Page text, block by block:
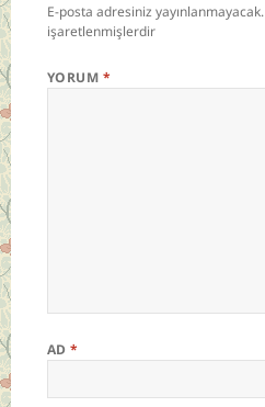
E-posta adresiniz yayınlanmayacak.
işaretlenmişlerdir
YORUM *
AD*